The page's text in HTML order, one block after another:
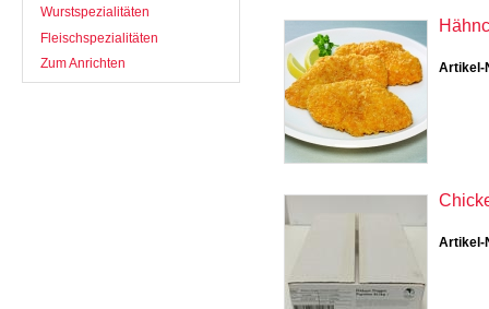
Wurstspezialitäten
Fleischspezialitäten
Zum Anrichten
Artikel-
Artikel-